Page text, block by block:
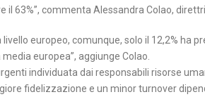
63%”, commenta Alessandra Colao,
europeo, comunque, solo il 12,2% ha
europea”, aggiunge Colao.
individuata dai responsabili risorse
fidelizzazione e un minor turnover